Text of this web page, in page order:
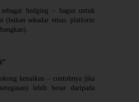
hedging – bagus untuk
(bukan sekadar emas. platform
kenaikan – contohnya jika
lebih besar daripada